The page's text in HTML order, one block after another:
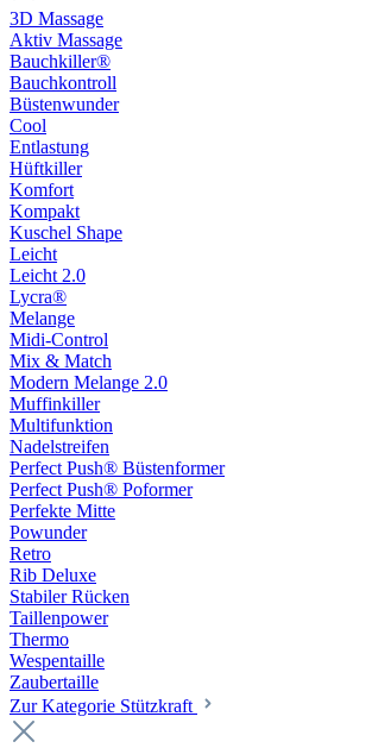
3D Massage
Aktiv Massage
Bauchkiller®
Bauchkontroll
Büstenwunder
Cool
Entlastung
Hüftkiller
Komfort
Kompakt
Kuschel Shape
Leicht
Leicht 2.0
Lycra®
Melange
Midi-Control
Mix & Match
Modern Melange 2.0
Muffinkiller
Multifunktion
Nadelstreifen
Perfect Push® Büstenformer
Perfect Push® Poformer
Perfekte Mitte
Powunder
Retro
Rib Deluxe
Stabiler Rücken
Taillenpower
Thermo
Wespentaille
Zaubertaille
Zur Kategorie Stützkraft